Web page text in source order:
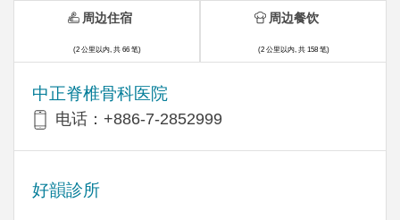
中正脊椎骨科医院
电话：+886-7-2852999
好韻診所
周边住宿
(2 公里以内, 共 66 笔)
周边餐饮
(2 公里以内, 共 158 笔)